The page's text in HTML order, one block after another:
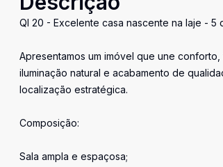
QI 20 - Excelente casa nascente na laje - 5
Apresentamos um imóvel que une
iluminação natural e acabamento de
localização estratégica.
Composição:
Sala ampla e espaçosa;